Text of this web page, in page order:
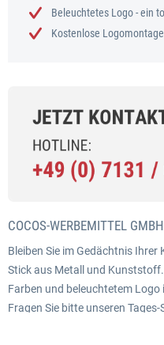
Beleuchtetes Logo - ein
Kostenlose Logomontage
COCOS-WERBEMITTEL
Bleiben Sie im Gedächtnis Ihrer
Stick aus Metall und
Farben und beleuchtetem Logo
Fragen Sie bitte unseren